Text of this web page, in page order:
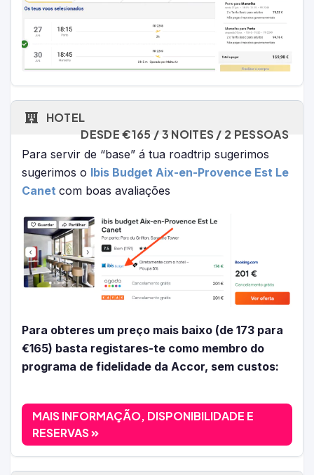
HOTEL
DESDE €165 / 3 NOITES / 2 PESSOAS
Para servir de “base” á tua roadtrip sugerimos
sugerimos o Ibis Budget Aix-en-Provence Est Le
Canet com boas avaliações
Para obteres um preço mais baixo (de 173 para
€165) basta registares-te como membro do
programa de fidelidade da Accor, sem custos:
MAIS INFORMAÇÃO, DISPONIBILIDADE E
RESERVAS